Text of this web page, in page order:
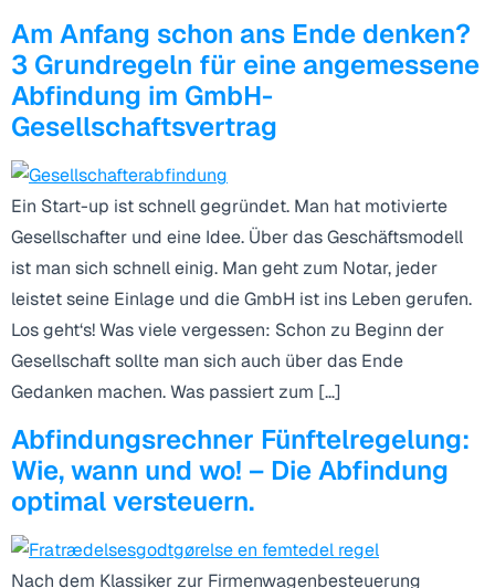
Am Anfang schon ans Ende denken?
3 Grundregeln für eine angemessene
Abfindung im GmbH-
Gesellschaftsvertrag
Ein Start-up ist schnell gegründet. Man hat motivierte
Gesellschafter und eine Idee. Über das Geschäftsmodell
ist man sich schnell einig. Man geht zum Notar, jeder
leistet seine Einlage und die GmbH ist ins Leben gerufen.
Los geht‘s! Was viele vergessen: Schon zu Beginn der
Gesellschaft sollte man sich auch über das Ende
Gedanken machen. Was passiert zum […]
Abfindungsrechner Fünftelregelung:
Wie, wann und wo! – Die Abfindung
optimal versteuern.
Nach dem Klassiker zur Firmenwagenbesteuerung